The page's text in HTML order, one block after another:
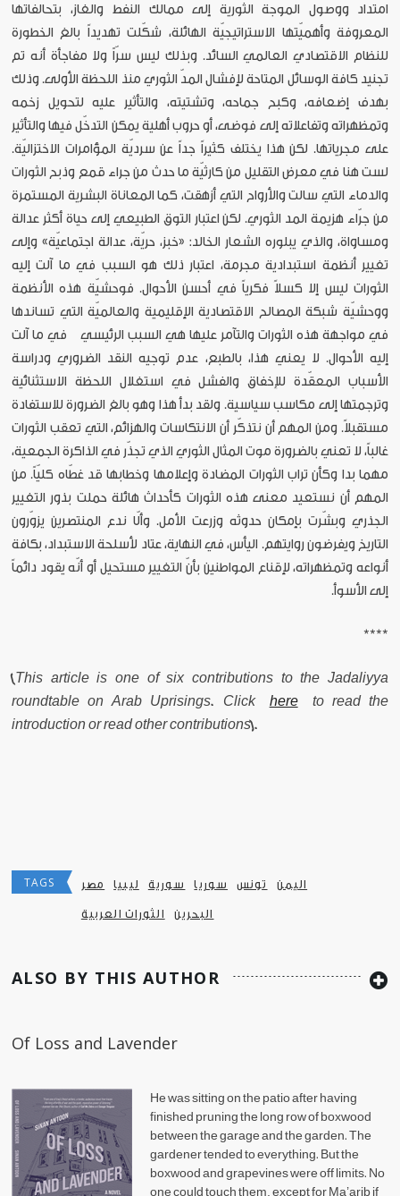
امتداد ووصول الموجة الثورية إلى ممالك النفط والغاز، بتحالفاتها
المعروفة وأهميّتها الاستراتيجيّة الهائلة، شكّلت تهديداً بالغ الخطورة
للنظام الاقتصادي العالمي السائد. وبذلك ليس سرّاً ولا مفاجأة أنه تم
تجنيد كافة الوسائل المتاحة لإفشال المدّ الثوري منذ اللحظة الأولى. وذلك
بهدف إضعافه، وكبح جماحه، وتشتيته، والتأثير عليه لتحويل زخمه
وتمظهراته وتفاعلاته إلى فوضى، أو حروب أهلية يمكن التدخّل فيها والتأثير
على مجرياتها. لكن هذا يختلف كثيراً جداً عن سرديّة المؤامرات الاختزاليّة.
لست هنا في معرض التقليل من كارثيّة ما حدث من جراء قمع وذبح الثورات
والدماء التي سالت والأرواح التي أزهقت، كما المعاناة البشرية المستمرة
من جرّاء هزيمة المد الثوري. لكن اعتبار التوق الطبيعي إلى حياة أكثر عدالة
ومساواة، والذي يبلوره الشعار الخالد: «خبز، حريّة، عدالة اجتماعيّة» وإلى
تغيير أنظمة استبدادية مجرمة، اعتبار ذلك هو السبب في ما آلت إليه
الثورات ليس إلا كسلاً فكرياً في أحسن الأحوال. فوحشيّة هذه الأنظمة
ووحشيّة شبكة المصالح الاقتصادية الإقليمية والعالميّة التي تساندها
في مواجهة هذه الثورات والتآمر عليها هي السبب الرئيسي في ما آلت
إليه الأحوال. لا يعني هذا، بالطبع، عدم توجيه النقد الضروري ودراسة
الأسباب المعقّدة للإخفاق والفشل في استغلال اللحظة الاستثنائية
وترجمتها إلى مكاسب سياسية. ولقد بدأ هذا وهو بالغ الضرورة للاستفادة
مستقبلاً. ومن المهم أن نتذكّر أن الانتكاسات والهزائم، التي تعقب الثورات
غالباً، لا تعني بالضرورة موت المثال الثوري الذي تجذّر في الذاكرة الجمعية،
مهما بدا وكأن تراب الثورات المضادة وإعلامها وخطابها قد غطّاه كليّاً. من
المهم أن نستعيد معنى هذه الثورات كأحداث هائلة حملت بذور التغيير
الجذري وبشّرت بإمكان حدوثه وزرعت الأمل. وألّا ندع المنتصرين يزوّرون
التاريخ ويفرضون روايتهم. اليأس، في النهاية، عتاد لأسلحة الاستبداد، بكافة
أنواعه وتمظهراته، لإقناع المواطنين بأنّ التغيير مستحيل أو أنّه يقود دائماً
إلى الأسوأ.
****
[This article is one of six contributions to the Jadaliyya
roundtable on Arab Uprisings. Click hereto read the
introduction or read other contributions].
TAGS مصر ليبيا سورية سوريا تونس اليمن
الثورات العربية البحرين
ALSO BY THIS AUTHOR
Of Loss and Lavender
He was sitting on the patio after having
finished pruning the long row of boxwood
between the garage and the garden. The
gardener tended to everything. But the
boxwood and grapevines were off limits. No
one could touch them, except for Ma’arib if